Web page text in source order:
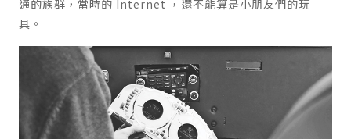
通的族群，當時的 Internet ，還不能算是小朋友們的玩
具。